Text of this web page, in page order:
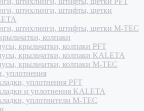
штихлинги, штифты, щетки
штихлинги, штифты, щетки M-TEC
колпаки
крыльчатки, колпаки PFT
крыльчатки, колпаки KALETA
крыльчатки, колпаки M-TEC
уплотнения
уплотнения PFT
и уплотнения KALETA
уплотнители M-TEC